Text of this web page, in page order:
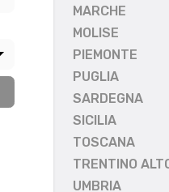
MARCHE
MOLISE
PIEMONTE
PUGLIA
SARDEGNA
SICILIA
TOSCANA
TRENTINO
UMBRIA